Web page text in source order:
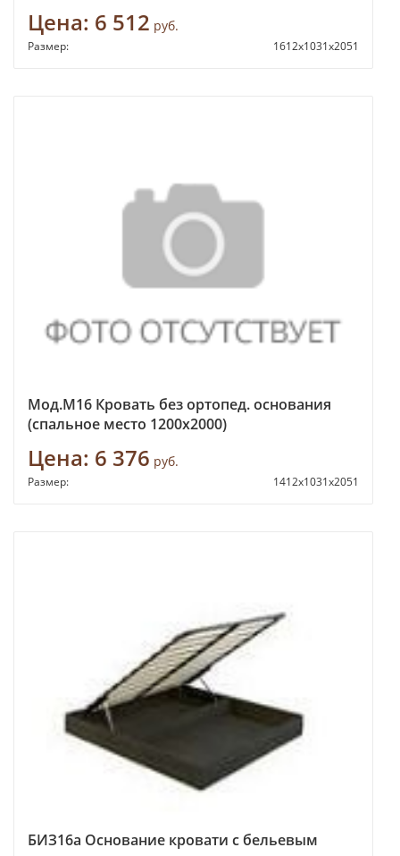
Цена: 6 512 руб.
Размер: 1612х1031х2051
Мод.М16 Кровать без ортопед. основания
(спальное место 1200х2000)
Цена: 6 376 руб.
Размер: 1412х1031х2051
БИЗ16а Основание кровати с бельевым